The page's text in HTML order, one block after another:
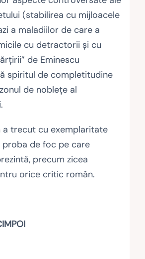
(stabilirea cu mijloacele
a maladiilor de care a
cu detractorii şi cu
de Eminescu
spiritul de completitudine
de nobleţe al
a trecut cu exemplaritate
de foc pe care
precum zicea
orice critic român.